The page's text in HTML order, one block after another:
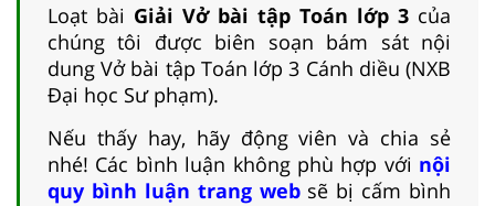
Loạt bài Giải Vở bài tập Toán lớp 3 của
chúng tôi được biên soạn bám sát nội
dung Vở bài tập Toán lớp 3 Cánh diều (NXB
Đại học Sư phạm).
Nếu thấy hay, hãy động viên và chia sẻ
nhé! Các bình luận không phù hợp với nội
quy bình luận trang websẽ bị cấm bình